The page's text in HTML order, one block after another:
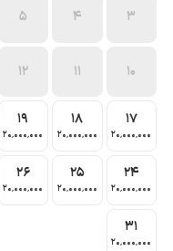
3
4
5
10
11
12
17
20٬000٬000
18
20٬000٬000
19
20٬000٬000
24
20٬000٬000
25
20٬000٬000
26
20٬000٬000
31
20٬000٬000